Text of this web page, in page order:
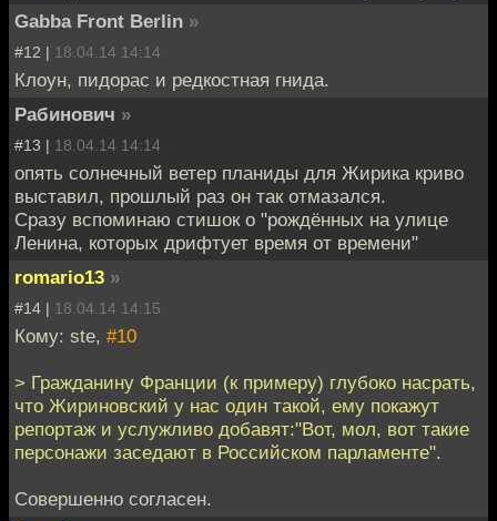
Gabba Front Berlin »
#12 | 18.04.14 14:14
Клоун, пидорас и редкостная гнида.
Рабинович »
#13 | 18.04.14 14:14
опять солнечный ветер планиды для Жирика криво
выставил, прошлый раз он так отмазался.
Сразу вспоминаю стишок о "рождённых на улице
Ленина, которых дрифтует время от времени"
romario13 »
#14 | 18.04.14 14:15
Кому: ste, #10
> Гражданину Франции (к примеру) глубоко насрать,
что Жириновский у нас один такой, ему покажут
репортаж и услужливо добавят:"Вот, мол, вот такие
персонажи заседают в Российском парламенте".
Совершенно согласен.